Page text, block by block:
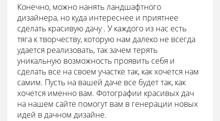
Конечно, можно нанять ландшафтного
дизайнера, но куда интереснее и приятнее
сделать красивую дачу . У каждого из нас есть
тяга к творчеству, которую нам далеко не всегда
удается реализовать, так зачем терять
уникальную возможность проявить себя и
сделать все на своем участке так, как хочется нам
самим. Пусть на вашей даче все будет так, как
хочется именно вам. Фотографии красивых дач
на нашем сайте помогут вам в генерации новых
идей в дачном дизайне.